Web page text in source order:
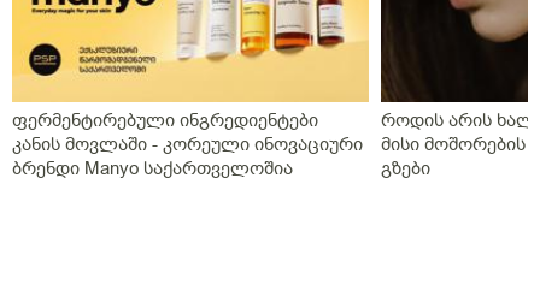
ფერმენტირებული ინგრედიენტები
კანის მოვლაში - კორეული ინოვაციური
ბრენდი Manyo საქართველოშია
როდის არის
მისი მოშორების
გზები